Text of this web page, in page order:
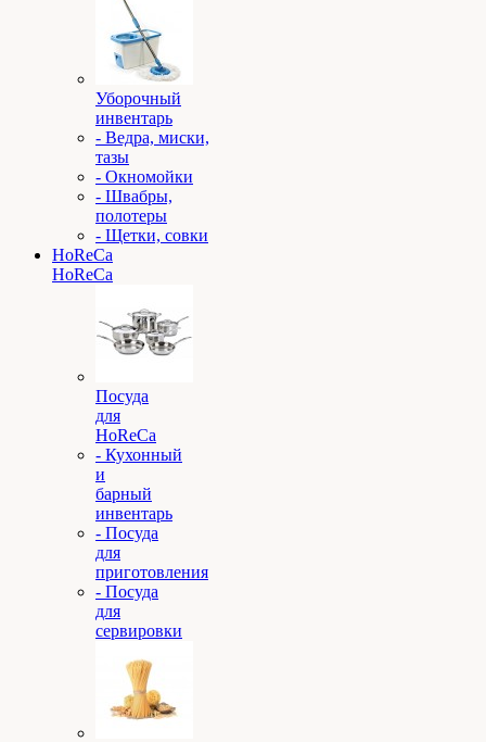
Уборочный
инвентарь
- Ведра, миски,
тазы
- Окномойки
- Швабры,
полотеры
- Щетки, совки
HoReCa
HoReCa
Посуда
для
HoReCa
- Кухонный
и
барный
инвентарь
- Посуда
для
приготовления
- Посуда
для
сервировки